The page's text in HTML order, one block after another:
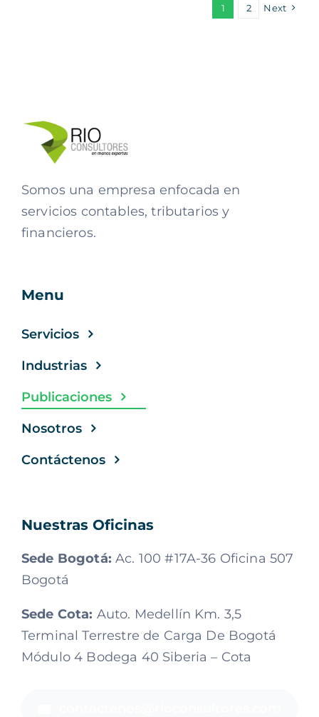
1 2 Next
Somos una empresa enfocada en
servicios contables, tributarios y
financieros.
Menu
Servicios
Industrias
Publicaciones
Nosotros
Contáctenos
Nuestras Oficinas
Sede Bogotá: Ac. 100 #17A-36 Oficina 507
Bogotá
Sede Cota: Auto. Medellín Km. 3,5
Terminal Terrestre de Carga De Bogotá
Módulo 4 Bodega 40 Siberia – Cota